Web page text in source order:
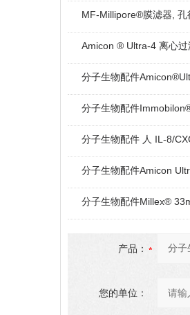
MF-Millipore®膜滤器,
Amicon ® Ultra-4 离心过
分子生物配件
分子生物配件
分子生物配件 人 IL-8/
分子生物配件Amicon
分子生物配件Millex®
产品：
您的单位：